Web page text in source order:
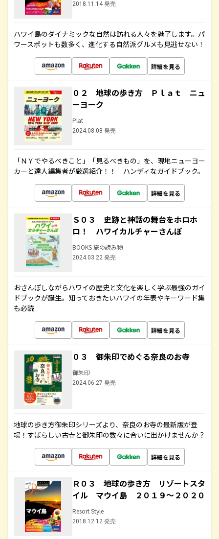
2018.11.14 発売
ハワイ島のダイナミックな自然は訪れる人々を魅了します。パ
ワースポットも数多く、進化する自然派グルメも見逃せない！
詳細を見る
０２ 地球の歩き方 Ｐｌａｔ ニュ
ーヨーク
Plat
2024.08.08 発売
「ＮＹでやるべきこと」「見るべきもの」を、現地ニューヨー
カーと達人編集者が厳選紹介！！ ハンディなガイドブック。
詳細を見る
Ｓ０３ 史跡と神話の舞台をホロホ
ロ！ ハワイカルチャーさんぽ
BOOKS 旅の読み物
2024.03.22 発売
おさんぽしながらハワイの歴史と文化を楽しく学ぶ最強のガイ
ドブックが誕生。知っておきたいハワイの年表やキーワード集
も必読
詳細を見る
０３ 御朱印でめぐる奈良のお寺
御朱印
2024.06.27 発売
地球の歩き方御朱印シリーズより、奈良のお寺の最新版が登
場！すばらしい古寺と御朱印の数々に合いに出かけませんか？
詳細を見る
Ｒ０３ 地球の歩き方 リゾートスタ
イル マウイ島 ２０１９～２０２０
Resort Style
2018.12.12 発売